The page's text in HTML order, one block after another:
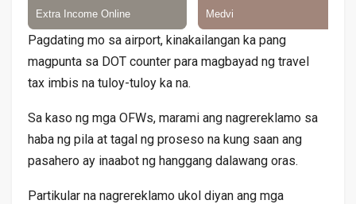
Pagdating mo sa airport, kinakailangan ka pang
magpunta sa DOT counter para magbayad ng travel
tax imbis na tuloy-tuloy ka na.
Sa kaso ng mga OFWs, marami ang nagrereklamo sa
haba ng pila at tagal ng proseso na kung saan ang
pasahero ay inaabot ng hanggang dalawang oras.
Partikular na nagrereklamo ukol diyan ang mga